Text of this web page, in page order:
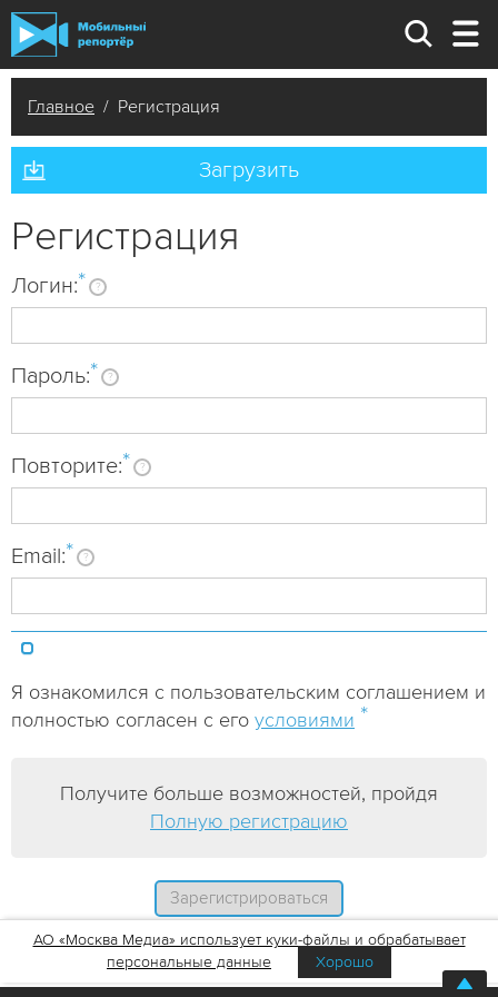
Главное / Регистрация
Загрузить
Регистрация
Логин:* ?
Пароль:* ?
Повторите:* ?
Email:* ?
Я ознакомился с пользовательским соглашением и
полностью согласен с его условиями *
Получите больше возможностей, пройдя
Полную регистрацию
АО «Москва Медиа» использует куки-файлы и обрабатывает
персональные данные
Хорошо